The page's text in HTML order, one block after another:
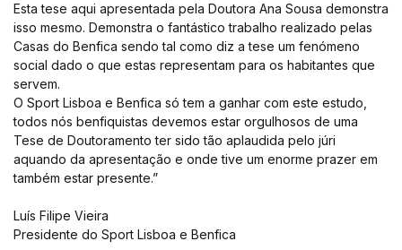
Esta tese aqui apresentada pela Doutora Ana Sousa demonstra
isso mesmo. Demonstra o fantástico trabalho realizado pelas
Casas do Benfica sendo tal como diz a tese um fenómeno
social dado o que estas representam para os habitantes que
servem.
O Sport Lisboa e Benfica só tem a ganhar com este estudo,
todos nós benfiquistas devemos estar orgulhosos de uma
Tese de Doutoramento ter sido tão aplaudida pelo júri
aquando da apresentação e onde tive um enorme prazer em
também estar presente.”
Luís Filipe Vieira
Presidente do Sport Lisboa e Benfica